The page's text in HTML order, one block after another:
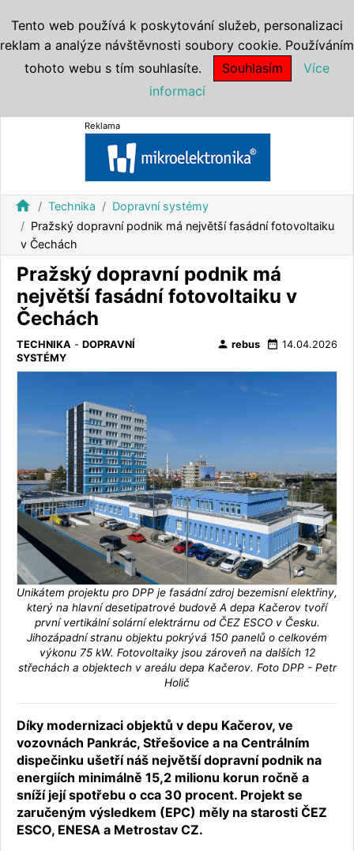
Reklama
home Technika
Dopravní systémy
Pražský dopravní podnik má největší fasádní fotovoltaiku
v Čechách
Pražský dopravní podnik má
největší fasádní fotovoltaiku v
Čechách
TECHNIKA - DOPRAVNÍ
SYSTÉMY
person rebus date_range 14.04.2026
Unikátem projektu pro DPP je fasádní zdroj bezemisní elektřiny,
který na hlavní desetipatrové budově A depa Kačerov tvoří
první vertikální solární elektrárnu od ČEZ ESCO v Česku.
Jihozápadní stranu objektu pokrývá 150 panelů o celkovém
výkonu 75 kW. Fotovoltaiky jsou zároveň na dalších 12
střechách a objektech v areálu depa Kačerov. Foto DPP - Petr
Holič
Díky modernizaci objektů v depu Kačerov, ve
vozovnách Pankrác, Střešovice a na Centrálním
dispečinku ušetří náš největší dopravní podnik na
energiích minimálně 15,2 milionu korun ročně a
sníží její spotřebu o cca 30 procent. Projekt se
zaručeným výsledkem (EPC) měly na starosti ČEZ
ESCO, ENESA a Metrostav CZ.
Tento web používá k poskytování služeb, personalizaci
reklam a analýze návštěvnosti soubory cookie. Používáním
tohoto webu s tím souhlasíte.
Souhlasím
Více
informací